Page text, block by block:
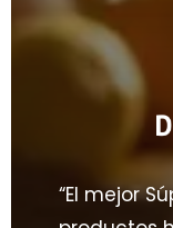
“El mejor